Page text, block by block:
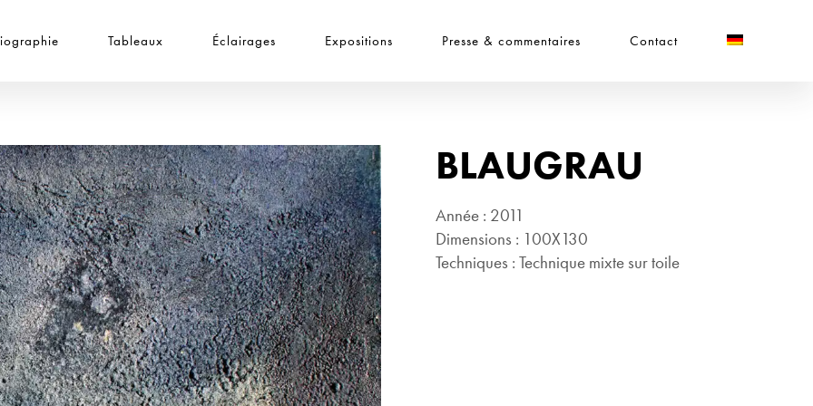
Tableaux Éclairages Expositions Presse & commentaires Contact
BLAUGRAU
Année : 2011
Dimensions : 100X130
Techniques : Technique mixte sur toile